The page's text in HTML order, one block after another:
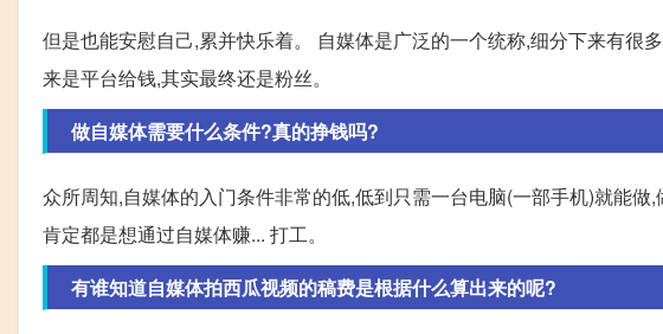
但是也能安慰自己,累并快乐着。 自媒体是广泛的一个统称,细分下来有很
来是平台给钱,其实最终还是粉丝。
做自媒体需要什么条件?真的挣钱吗?
众所周知,自媒体的入门条件非常的低,低到只需一台电脑(一部手机)就能
肯定都是想通过自媒体赚... 打工。
有谁知道自媒体拍西瓜视频的稿费是根据什么算出来的呢?